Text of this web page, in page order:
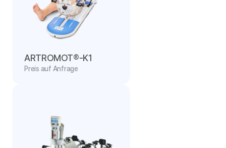
ARTROMOT®-K1
Preis auf Anfrage